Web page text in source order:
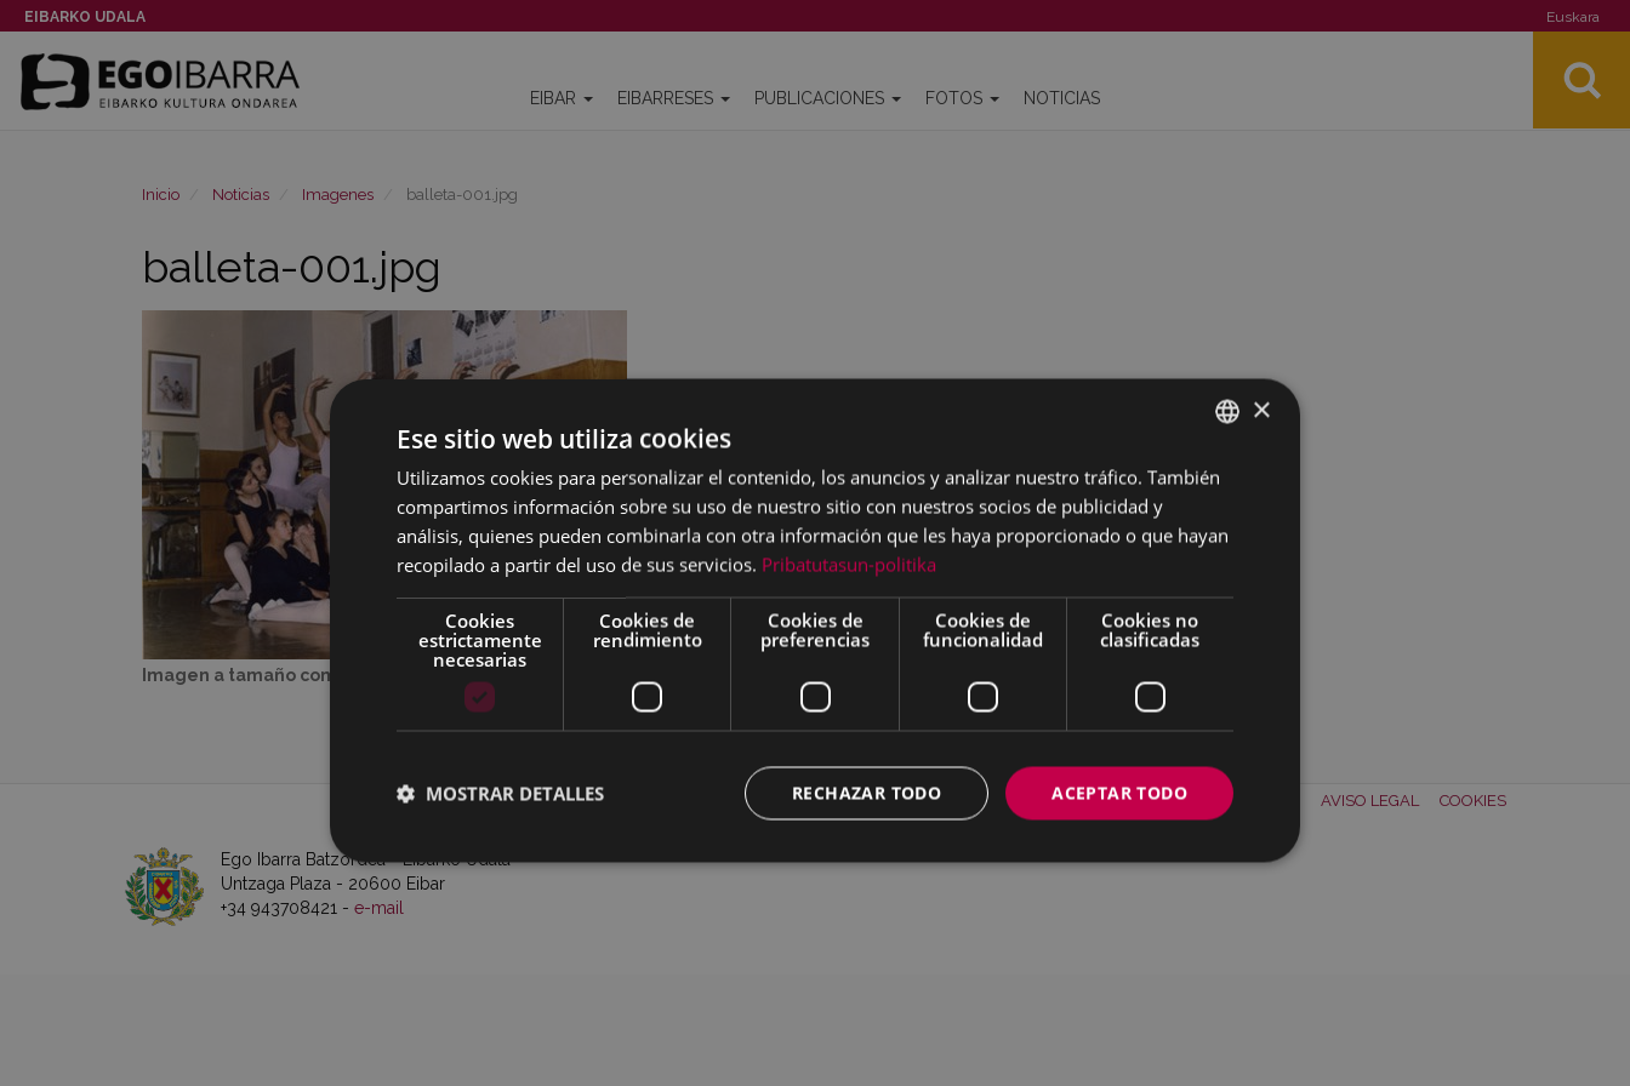
EIBARKO UDALA Euskara
EIBAR EIBARRESES PUBLICACIONES FOTOS NOTICIAS
Inicio Noticias Imagenes balleta-001.jpg
balleta-001.jpg
Imagen a tamaño completo:
MAPA DEL SITIO ACCESIBILIDAD CONTACTO SOBRE NOSOTROS AVISO LEGAL COOKIES
Ego Ibarra Batzordea - Eibarko Udala
Untzaga Plaza - 20600 Eibar
+34 943708421 - e-mail
BASQUE
×
Ese sitio web utiliza cookies
Utilizamos cookies para personalizar el contenido, los anuncios y analizar nuestro tráfico. También
compartimos información sobre su uso de nuestro sitio con nuestros socios de publicidad y
análisis, quienes pueden combinarla con otra información que les haya proporcionado o que hayan
recopilado a partir del uso de sus servicios. Pribatutasun-politika
Cookies
estrictamente
necesarias
Cookies de
rendimiento
Cookies de
preferencias
Cookies de
funcionalidad
Cookies no
clasificadas
ACEPTAR TODO
RECHAZAR TODO
MOSTRAR DETALLES